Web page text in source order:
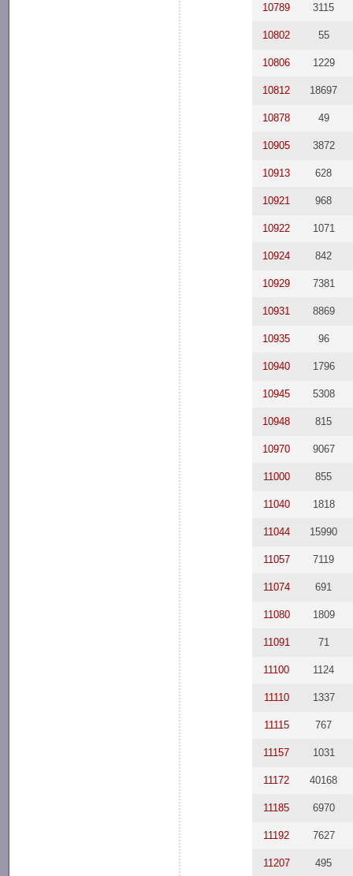
10789 3115
10802 55
10806 1229
10812 18697
10878 49
10905 3872
10913 628
10921 968
10922 1071
10924 842
10929 7381
10931 8869
10935 96
10940 1796
10945 5308
10948 815
10970 9067
11000 855
11040 1818
11044 15990
11057 7119
11074 691
11080 1809
11091 71
11100 1124
11110 1337
11115 767
11157 1031
11172 40168
11185 6970
11192 7627
11207 495